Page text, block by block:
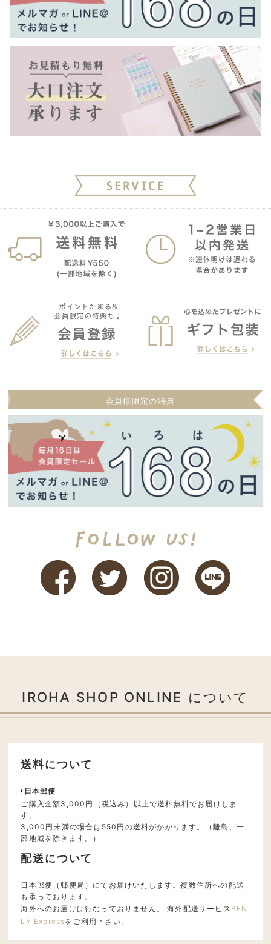
会員様限定の特典
IROHA SHOP ONLINE について
送料について
日本郵便
ご購入金額3,000円（税込み）以上で送料無料でお届けしま
す。
3,000円未満の場合は550円の送料がかかります。（離島、一
部地域を除きます。）
配送について
日本郵便（郵便局）にてお届けいたします。複数住所への配送
も承っております。
海外へのお届けは行なっておりません。 海外配送サービス BEN
LY Expressをご利用下さい。